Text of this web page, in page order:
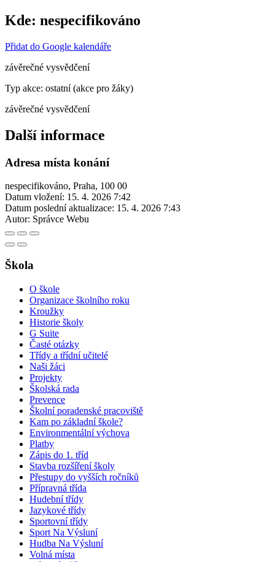
Kde: nespecifikováno
Přidat do Google kalendáře
závěrečné vysvědčení
Typ akce: ostatní (akce pro žáky)
závěrečné vysvědčení
Další informace
Adresa místa konání
nespecifikováno, Praha, 100 00
Datum vložení: 15. 4. 2026 7:42
Datum poslední aktualizace: 15. 4. 2026 7:43
Autor: Správce Webu
Škola
O škole
Organizace školního roku
Kroužky
Historie školy
G Suite
Časté otázky
Třídy a třídní učitelé
Naši žáci
Projekty
Školská rada
Prevence
Školní poradenské pracoviště
Kam po základní škole?
Environmentální výchova
Platby
Zápis do 1. tříd
Stavba rozšíření školy
Přestupy do vyšších ročníků
Přípravná třída
Hudební třídy
Jazykové třídy
Sportovní třídy
Sport Na Výsluní
Hudba Na Výsluní
Volná místa